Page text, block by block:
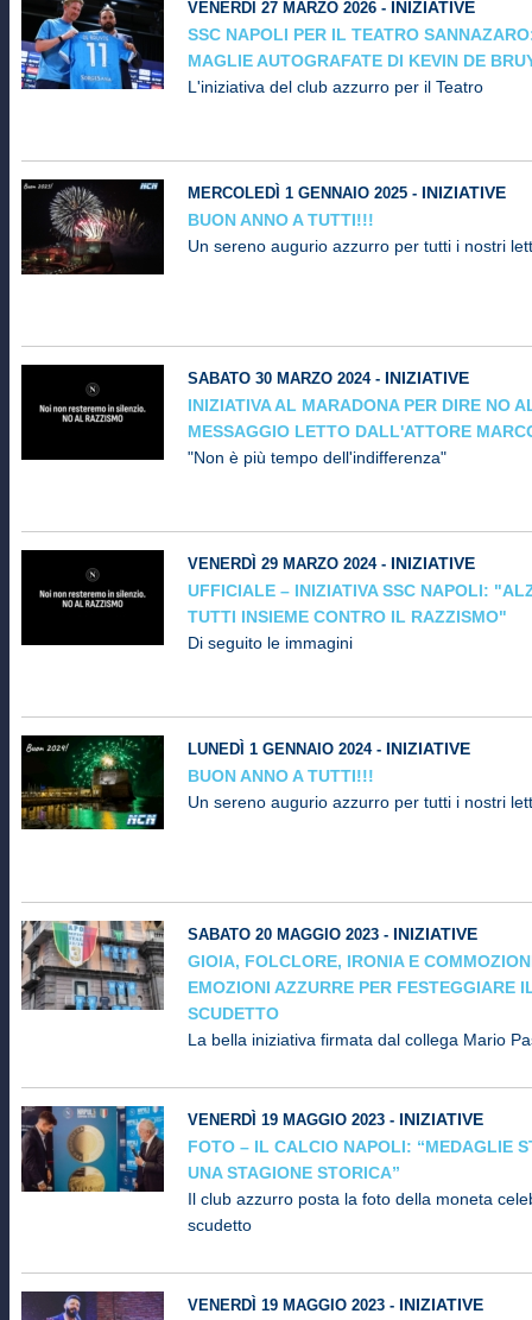
VENERDÌ 27 MARZO 2026 - INIZIATIVE
SSC NAPOLI PER IL TEATRO
MAGLIE AUTOGRAFATE DI KEVIN DE
L'iniziativa del club azzurro per il Teatro
MERCOLEDÌ 1 GENNAIO 2025 - INIZIATIVE
BUON ANNO A TUTTI!!!
Un sereno augurio azzurro per tutti i nostri
SABATO 30 MARZO 2024 - INIZIATIVE
INIZIATIVA AL MARADONA PER DIRE NO
MESSAGGIO LETTO DALL'ATTORE
"Non è più tempo dell'indifferenza"
VENERDÌ 29 MARZO 2024 - INIZIATIVE
UFFICIALE – INIZIATIVA SSC NAPOLI:
TUTTI INSIEME CONTRO IL RAZZISMO"
Di seguito le immagini
LUNEDÌ 1 GENNAIO 2024 - INIZIATIVE
BUON ANNO A TUTTI!!!
Un sereno augurio azzurro per tutti i nostri
SABATO 20 MAGGIO 2023 - INIZIATIVE
GIOIA, FOLCLORE, IRONIA E
EMOZIONI AZZURRE PER FESTEGGIARE
SCUDETTO
La bella iniziativa firmata dal collega Mario
VENERDÌ 19 MAGGIO 2023 - INIZIATIVE
FOTO – IL CALCIO NAPOLI: “MEDAGLIE
UNA STAGIONE STORICA”
Il club azzurro posta la foto della moneta
scudetto
VENERDÌ 19 MAGGIO 2023 - INIZIATIVE